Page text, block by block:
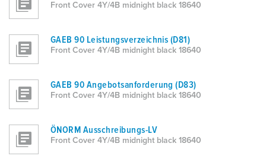
Front Cover 4Y/4B midnight black 18640
GAEB 90 Leistungsverzeichnis (D81)
Front Cover 4Y/4B midnight black 18640
GAEB 90 Angebotsanforderung (D83)
Front Cover 4Y/4B midnight black 18640
ÖNORM Ausschreibungs-LV
Front Cover 4Y/4B midnight black 18640